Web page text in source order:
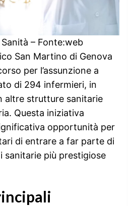
– Fonte:web
San Martino di Genova
per l’assunzione a
di 294 infermieri, in
altre strutture sanitarie
Questa iniziativa
opportunità per
di entrare a far parte di
sanitarie più prestigiose